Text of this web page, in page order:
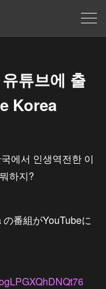
튜브에 출
Korea
에서 인생역전한 이
하지?
番組がYouTubeに